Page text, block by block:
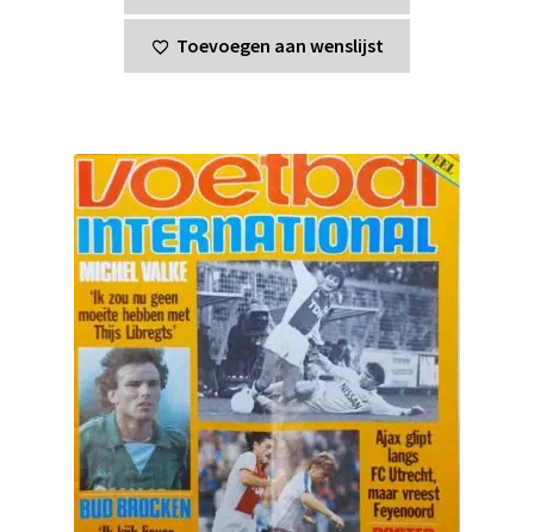
Toevoegen aan wenslijst